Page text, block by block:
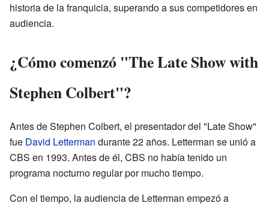
historia de la franquicia, superando a sus competidores en
audiencia.
¿Cómo comenzó "The Late Show with
Stephen Colbert"?
Antes de Stephen Colbert, el presentador del "Late Show"
fue David Letterman durante 22 años. Letterman se unió a
CBS en 1993. Antes de él, CBS no había tenido un
programa nocturno regular por mucho tiempo.
Con el tiempo, la audiencia de Letterman empezó a